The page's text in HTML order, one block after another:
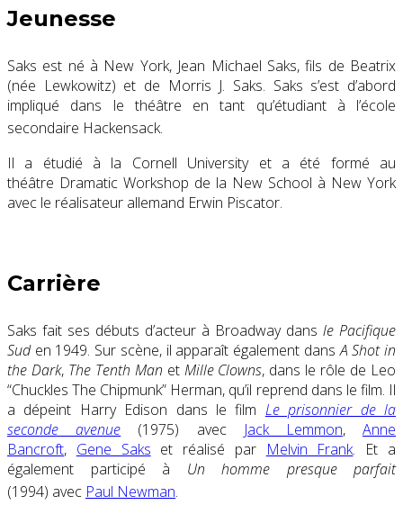
Jeunesse
Saks est né à New York, Jean Michael Saks, fils de Beatrix
(née Lewkowitz) et de Morris J. Saks. Saks s’est d’abord
impliqué dans le théâtre en tant qu’étudiant à l’école
secondaire Hackensack.
Il a étudié à la Cornell University et a été formé au
théâtre Dramatic Workshop de la New School à New York
avec le réalisateur allemand Erwin Piscator.
Carrière
Saks fait ses débuts d’acteur à Broadway dans le Pacifique
Suden 1949. Sur scène, il apparaît également dansA Shot in
the Dark, The Tenth Man et Mille Clowns, dans le rôle de Leo
“Chuckles The Chipmunk” Herman, qu’il reprend dans le film. Il
a dépeint Harry Edison dans le film Le prisonnier de la
seconde avenue (1975) avec Jack Lemmon,Anne
Bancroft, Gene Saks et réalisé par Melvin Frank. Et a
également participé à Un homme presque parfait
(1994) avec Paul Newman.